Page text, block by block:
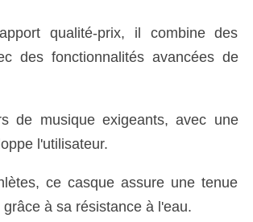
qualité-prix, il combine des
des fonctionnalités avancées de
de musique exigeants, avec une
l'utilisateur.
ce casque assure une tenue
à sa résistance à l'eau.